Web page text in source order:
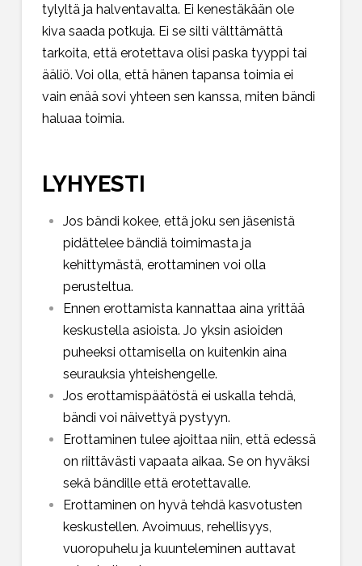
tylyltä ja halventavalta. Ei kenestäkään ole
kiva saada potkuja. Ei se silti välttämättä
tarkoita, että erotettava olisi paska tyyppi tai
ääliö. Voi olla, että hänen tapansa toimia ei
vain enää sovi yhteen sen kanssa, miten bändi
haluaa toimia.
LYHYESTI
Jos bändi kokee, että joku sen jäsenistä
pidättelee bändiä toimimasta ja
kehittymästä, erottaminen voi olla
perusteltua.
Ennen erottamista kannattaa aina yrittää
keskustella asioista. Jo yksin asioiden
puheeksi ottamisella on kuitenkin aina
seurauksia yhteishengelle.
Jos erottamispäätöstä ei uskalla tehdä,
bändi voi näivettyä pystyyn.
Erottaminen tulee ajoittaa niin, että edessä
on riittävästi vapaata aikaa. Se on hyväksi
sekä bändille että erotettavalle.
Erottaminen on hyvä tehdä kasvotusten
keskustellen. Avoimuus, rehellisyys,
vuoropuhelu ja kuunteleminen auttavat